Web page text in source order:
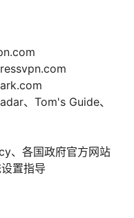
、Tom's Guide、
、各国政府官方网站
置指导